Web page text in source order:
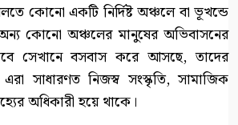
কোনো একটি নির্দিষ্ট অঞ্চলে বা ভূখন্ডে
কোনো অঞ্চলের মানুষের অভিবাসনের
সেখানে বসবাস করে আসছে, তাদের
সাধারণত নিজস্ব সংস্কৃতি, সামাজিক
অধিকারী হয়ে থাকে।